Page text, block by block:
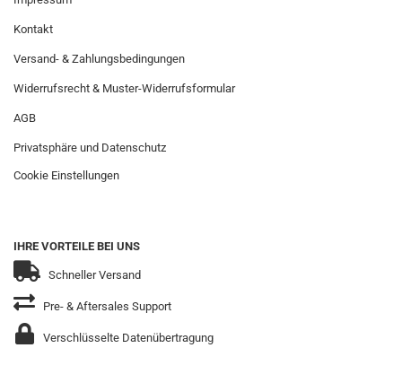
Kontakt
Versand- & Zahlungsbedingungen
Widerrufsrecht & Muster-Widerrufsformular
AGB
Privatsphäre und Datenschutz
Cookie Einstellungen
IHRE VORTEILE BEI UNS
Schneller Versand
Pre- & Aftersales Support
Verschlüsselte Datenübertragung